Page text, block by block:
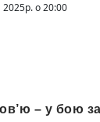
о 20:00
– у бою